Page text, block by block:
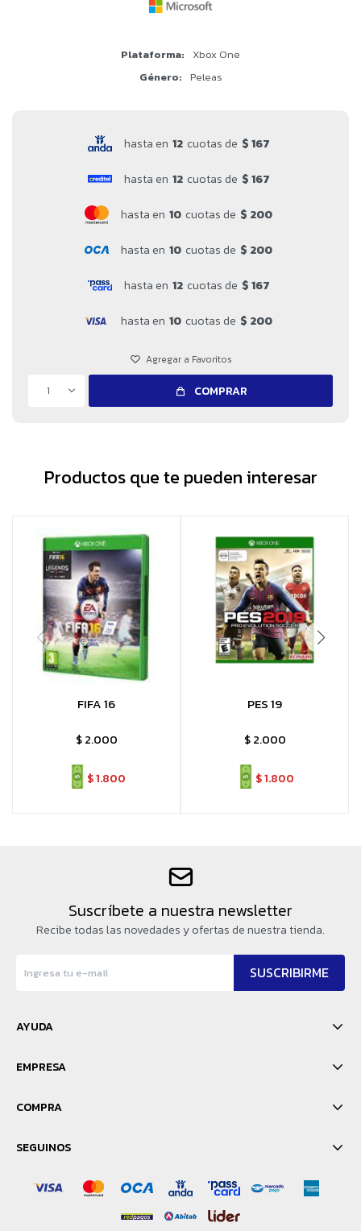
Plataforma
Xbox One
Género
Peleas
hasta en 12 cuotas de $ 167
hasta en 12 cuotas de $ 167
hasta en 10 cuotas de $ 200
hasta en 10 cuotas de $ 200
hasta en 12 cuotas de $ 167
hasta en 10 cuotas de $ 200
1 COMPRAR
Productos que te pueden interesar
FIFA 16
$ 2.000
$1.800
PES 19
$ 2.000
$1.800
Suscríbete a nuestra newsletter
Recibe todas las novedades y ofertas de nuestra tienda.
SUSCRIBIRME
AYUDA
EMPRESA
COMPRA
SEGUINOS